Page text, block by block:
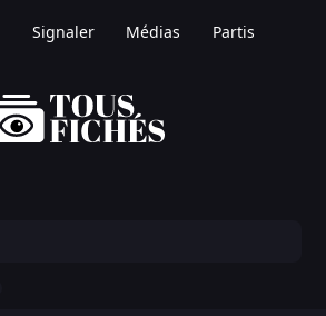
Signaler Médias Partis